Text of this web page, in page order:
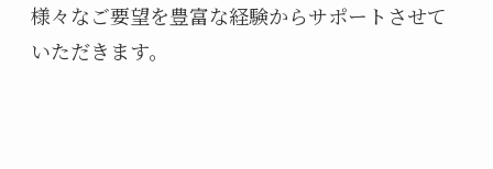
様々なご要望を豊富な経験からサポートさせて
いただきます。